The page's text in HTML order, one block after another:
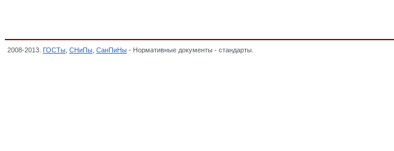
2008-2013. ГОСТы СНиПы СанПиНы - Нормативные документы - стандарты.